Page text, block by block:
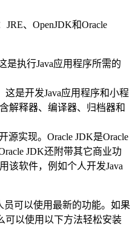
JRE、OpenJDK和Oracle
是执行Java应用程序所需的
这是开发Java应用程序和小程
解释器、编译器、归档器和
源实现。Oracle JDK是Oracle
JDK还附带其它商业功
该软件，例如个人开发Java
员可以使用最新的功能。如果
可以使用以下方法轻松安装